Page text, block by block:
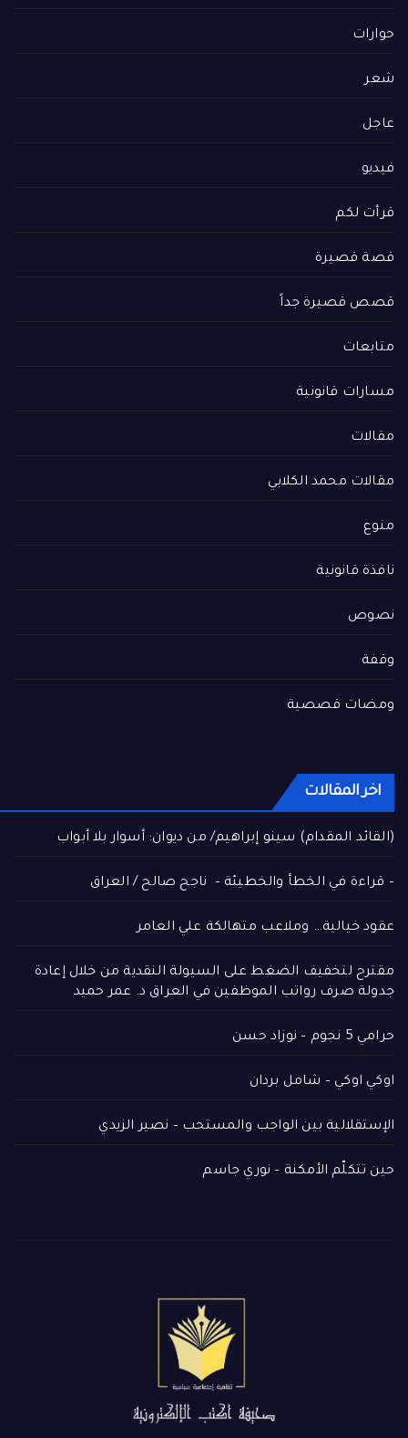
حوارات
شعر
عاجل
فيديو
قرأت لكم
قصة قصيرة
قصص قصيرة جداً
متابعات
مسارات قانونية
مقالات
مقالات محمد الكلابي
منوع
نافذة قانونية
نصوص
وقفة
ومضات قصصية
اخر المقالات
(القائد المقدام) سينو إبراهيم/ من ديوان: أسوار بلا أبواب
– قراءة في الخطأ والخطيئة – ناجح صالح / العراق
عقود خيالية… وملاعب متهالكة علي العامر
مقترح لتخفيف الضغط على السيولة النقدية من خلال إعادة
جدولة صرف رواتب الموظفين في العراق د. عمر حميد
حرامي 5 نجوم – نوزاد حسن
اوكي اوكي – شامل بردان
الإستقلالية بين الواجب والمستحب – نصير الزيدي
حين تتكلّم الأمكنة – نوري جاسم